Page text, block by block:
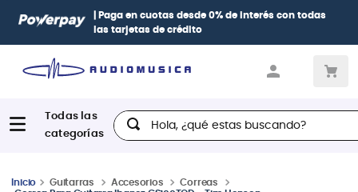
0% de interéscon todas Paga conhasta 12 cuotas sin
Diners, BBVA e Interbank
Hola, ¿qué estas buscando?
Guitarras Accesorios
Correas